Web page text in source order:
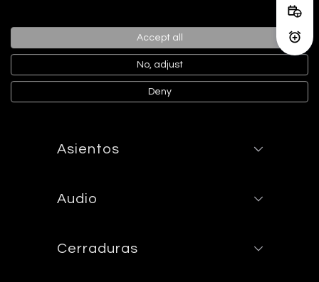
Acabados de lujo: consola
central en negro piano, puertas en
negro piano y tablero en cuero
Asientos
Audio
Cerraduras
Accept all
No, adjust
Deny